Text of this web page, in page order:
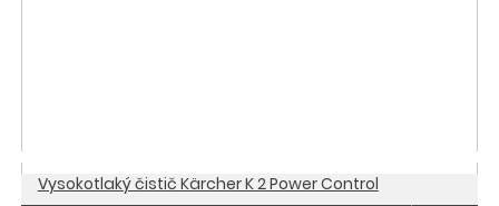
Vysokotlaký čistič Kärcher K 2 Power Control